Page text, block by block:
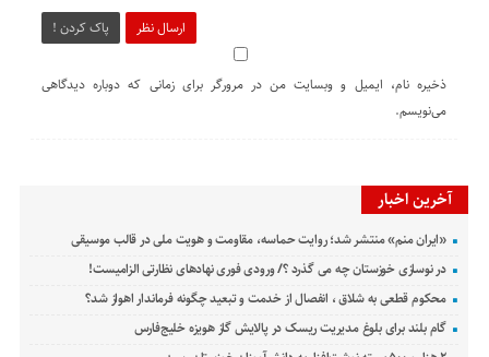
ارسال نظر پاک کردن !
ذخیره نام، ایمیل و وبسایت من در مرورگر برای زمانی که دوباره دیدگاهی
می‌نویسم.
آخرین اخبار
«ایران منم» منتشر شد؛ روایت حماسه، مقاومت و هویت ملی در قالب موسیقی
در نوسازی خوزستان چه می گذرد ؟/ ورودی فوری نهادهای نظارتی الزامیست!
محکوم قطعی به شلاق ، انفصال از خدمت و تبعید چگونه فرماندار اهواز شد؟
گام بلند برای بلوغ مدیریت ریسک در پالایش گاز هویزه خلیج‌فارس